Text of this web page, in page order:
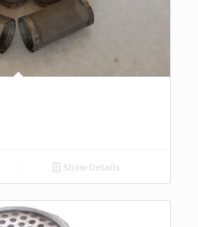
Show Details